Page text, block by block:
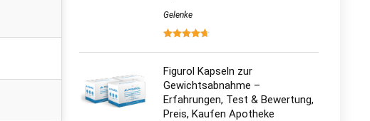
Gelenke
Figurol Kapseln zur
Gewichtsabnahme –
Erfahrungen, Test & Bewertung,
Preis, Kaufen Apotheke